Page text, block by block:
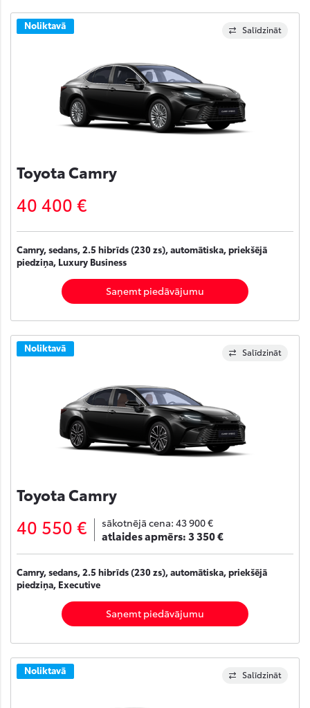
Salīdzināt
Noliktavā
Toyota Camry
40 400 €
Camry, sedans, 2.5 hibrīds (230 zs), automātiska, priekšējā
piedziņa, Luxury Business
Saņemt piedāvājumu
Salīdzināt
Noliktavā
Toyota Camry
40 550 € sākotnējā cena: 43 900 €
atlaides apmērs:3 350 €
Camry, sedans, 2.5 hibrīds (230 zs), automātiska, priekšējā
piedziņa, Executive
Saņemt piedāvājumu
Salīdzināt
Noliktavā